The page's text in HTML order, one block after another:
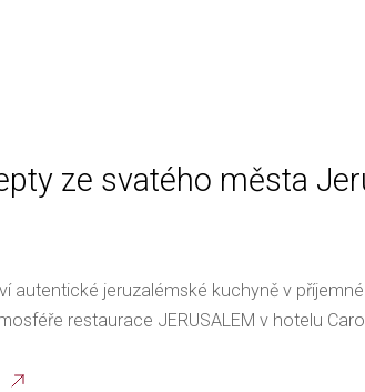
ze svatého města
autentické jeruzalémské kuchyně v příjemné
restaurace JERUSALEM v hotelu